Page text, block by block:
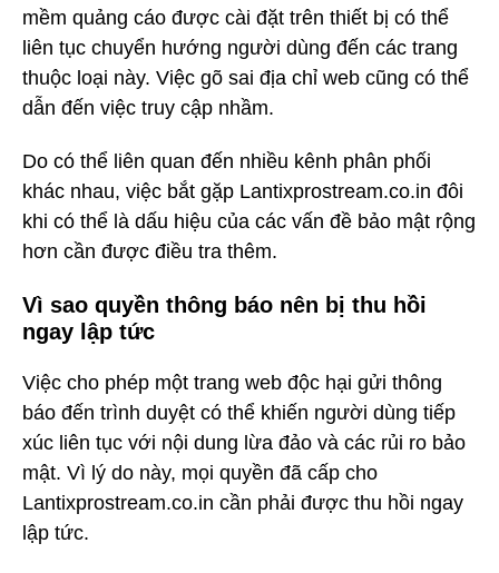
mềm quảng cáo được cài đặt trên thiết bị có thể
liên tục chuyển hướng người dùng đến các trang
thuộc loại này. Việc gõ sai địa chỉ web cũng có thể
dẫn đến việc truy cập nhầm.
Do có thể liên quan đến nhiều kênh phân phối
khác nhau, việc bắt gặp Lantixprostream.co.in đôi
khi có thể là dấu hiệu của các vấn đề bảo mật rộng
hơn cần được điều tra thêm.
Vì sao quyền thông báo nên bị thu hồi
ngay lập tức
Việc cho phép một trang web độc hại gửi thông
báo đến trình duyệt có thể khiến người dùng tiếp
xúc liên tục với nội dung lừa đảo và các rủi ro bảo
mật. Vì lý do này, mọi quyền đã cấp cho
Lantixprostream.co.in cần phải được thu hồi ngay
lập tức.